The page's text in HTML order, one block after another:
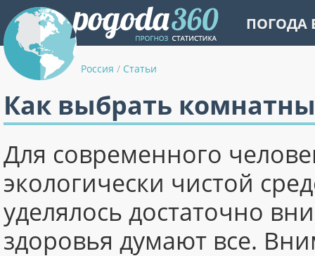
ПОГОДА
Россия / Статьи
Как выбрать
Для современного
экологически чистой
уделялось достаточно
здоровья думают все.